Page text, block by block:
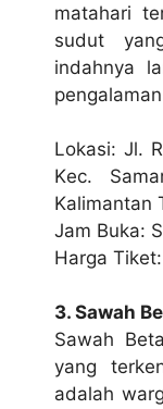
mаtаhаrі
ѕudut
indahnya
Lokasi: Jl.
Kес.
Kаlіmаntаn
Jаm Bukа:
Harga
3. Sаwаh
Sawah
уаng
аdаlаh